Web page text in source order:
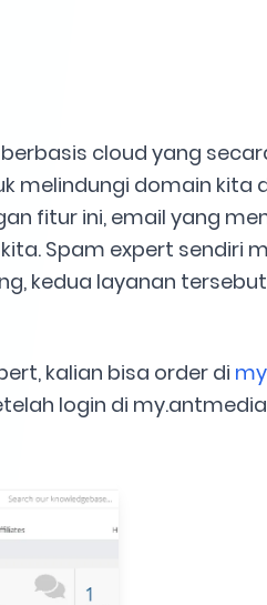
cloud yang
melindungi domain kita
fitur ini, email yang
Spam expert sendiri
kedua layanan
kalian bisa order di
login di